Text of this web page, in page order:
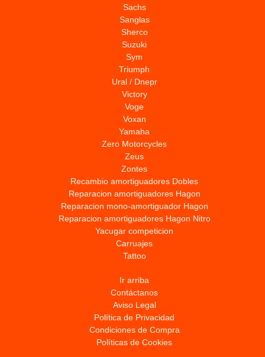
Sachs
Sanglas
Sherco
Suzuki
Sym
Triumph
Ural / Dnepr
Victory
Voge
Voxan
Yamaha
Zero Motorcycles
Zeus
Zontes
Recambio amortiguadores Dobles
Reparacion amortiguadores Hagon
Reparacion mono-amortiguador Hagon
Reparacion amortiguadores Hagon Nitro
Yacugar competicion
Carruajes
Tattoo
Ir arriba
Contáctanos
Aviso Legal
Política de Privacidad
Condiciones de Compra
Políticas de Cookies